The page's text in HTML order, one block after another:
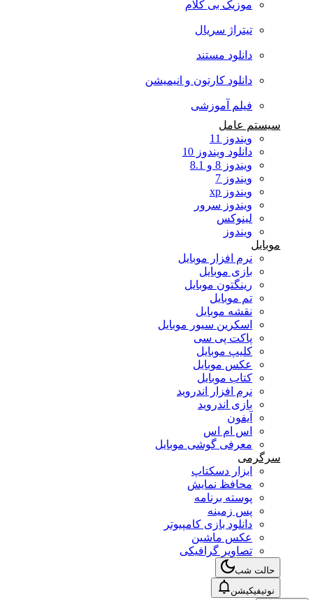
موزیک بی کلام
تیتراژ سریال
دانلود مستند
دانلود کارتون و انیمیشن
فیلم آموزشی
سیستم عامل
ویندوز 11
دانلود ویندوز 10
ویندوز 8 و 8.1
ویندوز 7
ویندوز xp
ویندوز سرور
لینوکس
ویندوز
موبایل
نرم افزار موبایل
بازی موبایل
رینگتون موبایل
تم موبایل
نقشه موبایل
اسکرین سیور موبایل
پاکت پی سی
کلیپ موبایل
عکس موبایل
کتاب موبایل
نرم افزار اندروید
بازی اندروید
آیفون
اس ام اس
معرفی گوشی موبایل
سرگرمی
ابزار دسکتاپ
محافظ نمایش
پوسته برنامه
پس زمینه
دانلود بازی کامپیوتر
عکس ماشین
تصاویر گرافیکی
حالت شب
نوتیفیکیشن